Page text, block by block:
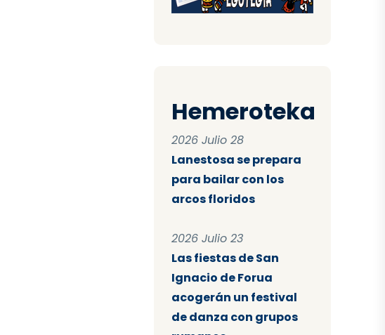
Hemeroteka
2026 Julio 28
Lanestosa se prepara
para bailar con los
arcos floridos
2026 Julio 23
Las fiestas de San
Ignacio de Forua
acogerán un festival
de danza con grupos